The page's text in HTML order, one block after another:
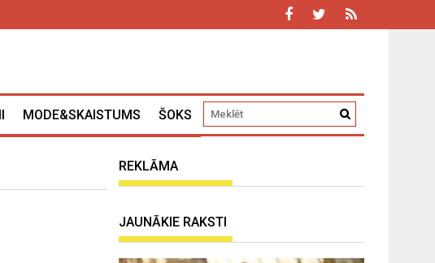
MODE&SKAISTUMS ŠOKS
REKLĀMA
JAUNĀKIE RAKSTI